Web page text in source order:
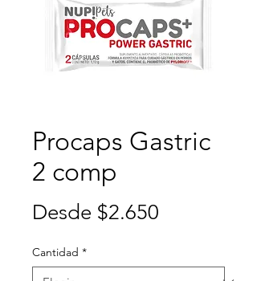
Procaps Gastric
2 comp
Desde $2.650
oferta
Cantidad *